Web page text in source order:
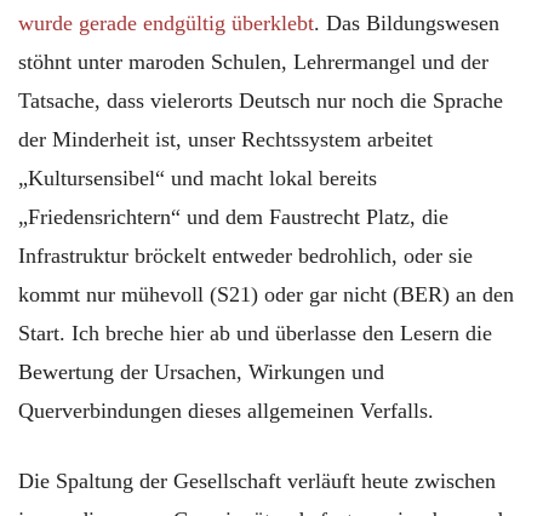
wurde gerade endgültig überklebt. Das Bildungswesen
stöhnt unter maroden Schulen, Lehrermangel und der
Tatsache, dass vielerorts Deutsch nur noch die Sprache
der Minderheit ist, unser Rechtssystem arbeitet
„Kultursensibel“ und macht lokal bereits
„Friedensrichtern“ und dem Faustrecht Platz, die
Infrastruktur bröckelt entweder bedrohlich, oder sie
kommt nur mühevoll (S21) oder gar nicht (BER) an den
Start. Ich breche hier ab und überlasse den Lesern die
Bewertung der Ursachen, Wirkungen und
Querverbindungen dieses allgemeinen Verfalls.
Die Spaltung der Gesellschaft verläuft heute zwischen